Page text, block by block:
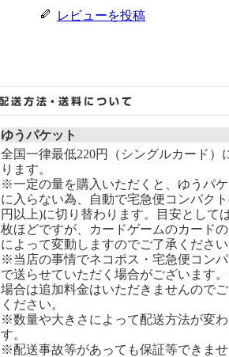
レビューを投稿
ゆうパケット
全国一律最低220円（シングルカード）
ります。
※一定の量を購入いただくと、ゆうパケ
に入らない為、自動で宅急便コンパクト
円以上)に切り替わります。目安として
枚ほどですが、カードゲームのカードの
によって変動しますのでご了承ください
※当店の事情でネコポス・宅急便コンパ
で送らせていただく場合がございます
場合は追加料金はいただきませんので
ください。
※数量や大きさによって配送方法が変わ
す。
※配送事故等があっても保証等できま